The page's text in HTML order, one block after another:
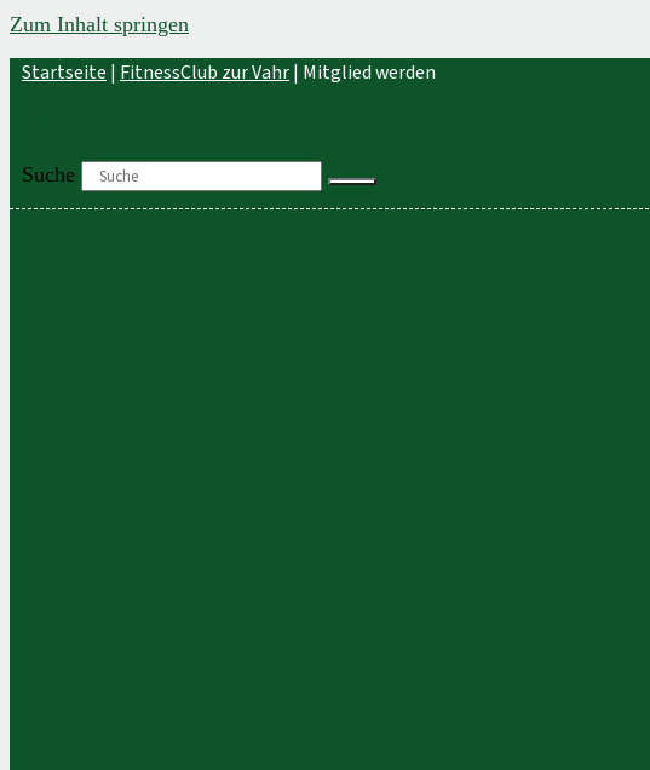
Zum Inhalt springen
Startseite | FitnessClub zur Vahr| Mitglied werden
Suche